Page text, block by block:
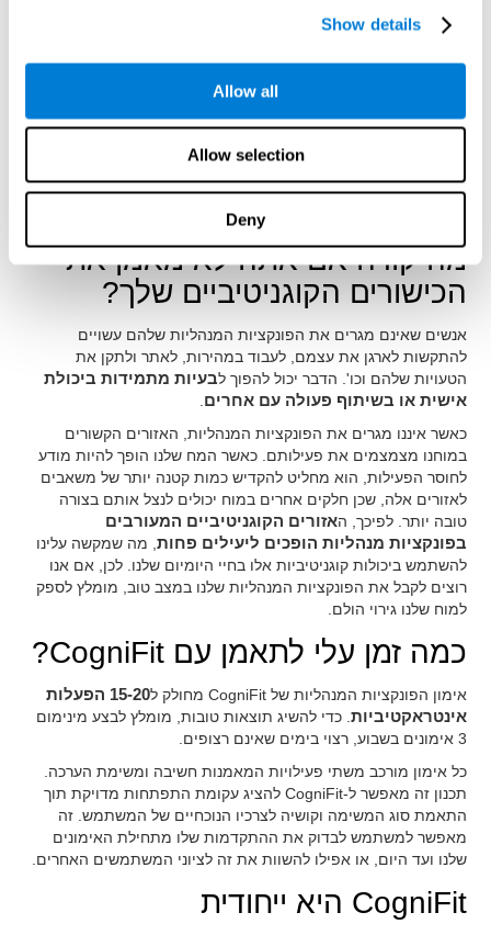
Show details
Allow all
Allow selection
Deny
מקל על המשתמש להתרכז באימונים, לחסוך זמן ולהקל על השימוש
של כל משתמש ויוצרת תוכנית אימונים אישית. מכיוון שהכשרה זו
לתפקידי ביצוע מותאמת אישית, היא מאפשרת למשתמש לנצל את
טאבלט וסמארטפון. זה מאפשר לבצע אימונים בכל מקום, כך שנוכל
להמשיך בתוכנית הגירוי הקוגניטיבית שלנו מחוץ לטיפול או מהבית.
מה קורה אם אתה לא מאמן את
הכישורים הקוגניטיביים שלך?
אנשים שאינם מגרים את הפונקציות המנהליות שלהם עשויים
להתקשות לארגן את עצמם, לעבוד במהירות, לאתר ולתקן את
הטעויות שלהם וכו'. הדבר יכול להפוך לבעיות מתמידות ביכולת
אישית או בשיתוף פעולה עם אחרים.
כאשר איננו מגרים את הפונקציות המנהליות, האזורים הקשורים
במוחנו מצמצמים את פעילותם. כאשר המח שלנו הופך להיות מודע
לחוסר הפעילות, הוא מחליט להקדיש כמות קטנה יותר של משאבים
לאזורים אלה, שכן חלקים אחרים במוח יכולים לנצל אותם בצורה
טובה יותר. לפיכך, האזורים הקוגניטיביים המעורבים
בפונקציות מנהליות הופכים ליעילים פחות, מה שמקשה עלינו
להשתמש ביכולות קוגניטיביות אלו בחיי היומיום שלנו. לכן, אם אנו
רוצים לקבל את הפונקציות המנהליות שלנו במצב טוב, מומלץ לספק
למוח שלנו גירוי הולם.
כמה זמן עלי לתאמן עם CogniFit?
אימון הפונקציות המנהליות של CogniFit מחולק ל
15-20 הפעלות
אינטראקטיביות. כדי להשיג תוצאות טובות, מומלץ לבצע מינימום
3 אימונים בשבוע, רצוי בימים שאינם רצופים.
כל אימון מורכב משתי פעילויות המאמנות חשיבה ומשימת הערכה.
תכנון זה מאפשר ל-CogniFit להציג עקומת התפתחות מדויקת תוך
התאמת סוג המשימה וקושיה לצרכיו הנוכחיים של המשתמש. זה
מאפשר למשתמש לבדוק את ההתקדמות שלו מתחילת האימונים
שלנו ועד היום, או אפילו להשוות את זה לציוני המשתמשים האחרים.
CogniFit היא ייחודית